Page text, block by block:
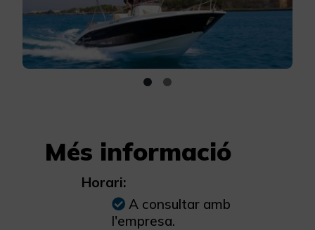
Més informació
Horari:
A consultar amb
l'empresa.